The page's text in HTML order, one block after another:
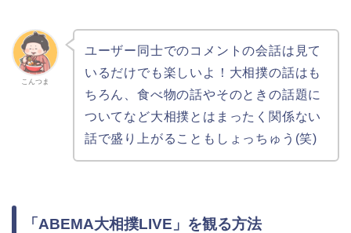
こんつま
ユーザー同士でのコメントの会話は見て
いるだけでも楽しいよ！大相撲の話はも
ちろん、食べ物の話やそのときの話題に
ついてなど大相撲とはまったく関係ない
話で盛り上がることもしょっちゅう(笑)
「ABEMA大相撲LIVE」を観る方法